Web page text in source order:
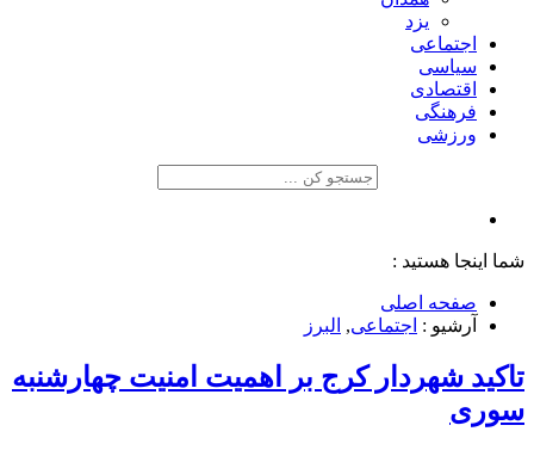
یزد
اجتماعی
سیاسی
اقتصادی
فرهنگی
ورزشی
شما اینجا هستید :
صفحه اصلی
آرشیو : اجتماعی, البرز
تاکید شهردار کرج بر اهمیت امنیت چهارشنبه
سوری